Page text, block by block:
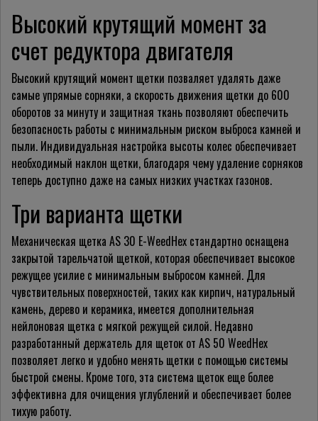
Высокий крутящий момент за
счет редуктора двигателя
Высокий крутящий момент щетки позваляет удалять даже
самые упрямые сорняки, а скорость движения щетки до 600
оборотов за минуту и защитная ткань позволяют обеспечить
безопасность работы с минимальным риском выброса камней и
пыли. Индивидуальная настройка высоты колес обеспечивает
необходимый наклон щетки, благодаря чему удаление сорняков
теперь доступно даже на самых низких участках газонов.
Три варианта щетки
Механическая щетка AS 30 E-WeedHex стандартно оснащена
закрытой тарельчатой щеткой, которая обеспечивает высокое
режущее усилие с минимальным выбросом камней. Для
чувствительных поверхностей, таких как кирпич, натуральный
камень, дерево и керамика, имеется дополнительная
нейлоновая щетка с мягкой режущей силой. Недавно
разработанный держатель для щеток от AS 50 WeedHex
позволяет легко и удобно менять щетки с помощью системы
быстрой смены. Кроме того, эта система щеток еще более
эффективна для очищения углублений и обеспечивает более
тихую работу.